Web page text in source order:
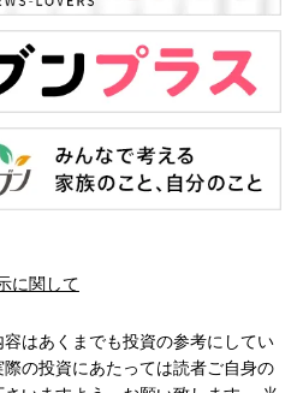
に関して
はあくまでも投資の参考にしてい
の投資にあたっては読者ご自身の